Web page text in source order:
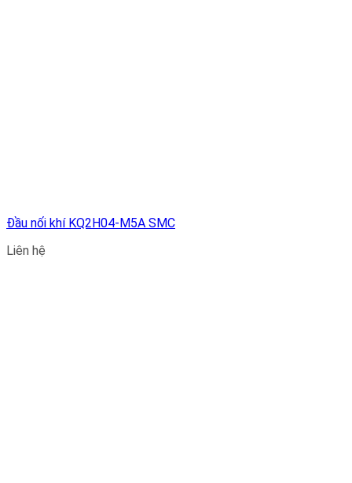
Đầu nối khí KQ2H04-M5A SMC
Liên hệ